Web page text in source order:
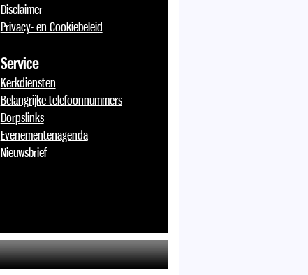
Disclaimer
Privacy- en Cookiebeleid
Service
Kerkdiensten
Belangrijke telefoonnummers
Dorpslinks
Evenementenagenda
Nieuwsbrief